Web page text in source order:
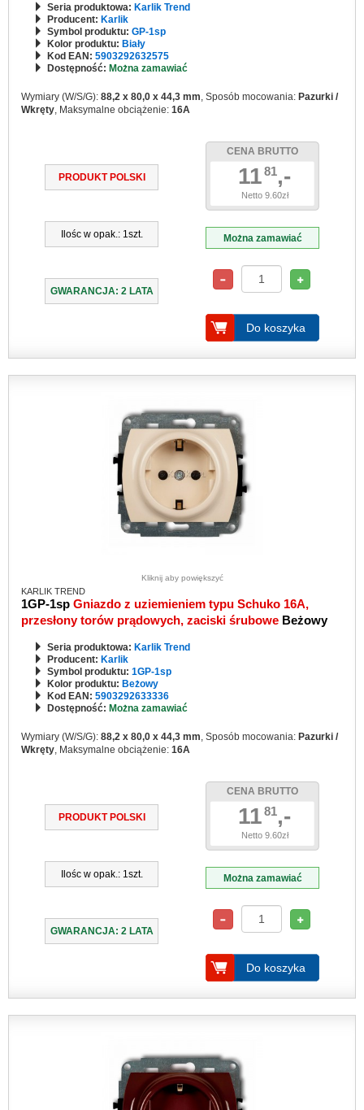
Seria produktowa: Karlik Trend
Producent: Karlik
Symbol produktu: GP-1sp
Kolor produktu: Biały
Kod EAN: 5903292632575
Dostępność: Można zamawiać
Wymiary (W/S/G): 88,2 x 80,0 x 44,3 mm, Sposób mocowania: Pazurki /
Wkręty, Maksymalne obciążenie: 16A
PRODUKT POLSKI
Ilośc w opak.: 1szt.
GWARANCJA: 2 LATA
CENA BRUTTO
1181,-
Netto 9.60zł
Można zamawiać
Do koszyka
Kliknij aby powiększyć
KARLIK TREND
1GP-1sp Gniazdo z uziemieniem typu Schuko 16A,
przesłony torów prądowych, zaciski śrubowe Beżowy
Seria produktowa: Karlik Trend
Producent: Karlik
Symbol produktu: 1GP-1sp
Kolor produktu: Beżowy
Kod EAN: 5903292633336
Dostępność: Można zamawiać
Wymiary (W/S/G): 88,2 x 80,0 x 44,3 mm, Sposób mocowania: Pazurki /
Wkręty, Maksymalne obciążenie: 16A
PRODUKT POLSKI
Ilośc w opak.: 1szt.
GWARANCJA: 2 LATA
CENA BRUTTO
1181,-
Netto 9.60zł
Można zamawiać
Do koszyka